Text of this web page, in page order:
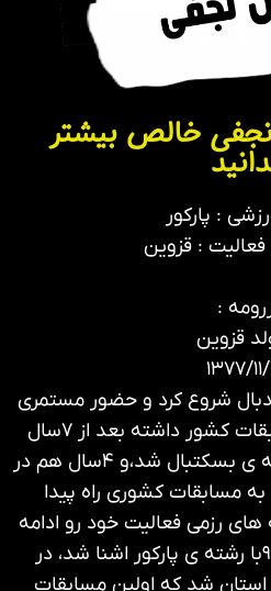
نجفی خالص بیشتر
: پارکور
: قزوین
:
قزوین
۱۱/۱۷
شروع کرد و حضور مستمری
در تیم‌های استان و مسابقات کشور داشته بعد از ۷سال
تمرین در هندبال وارد رشته ی بسکتبال شد،و ۴سال هم در
مسابقات کشوری راه پیدا
رزمی فعالیت خود رو ادامه
داد،و در اخر در سال ۹۱،۹۲با رشته ی پارکور اشنا شد، در
استان شد که اولین مسابقات